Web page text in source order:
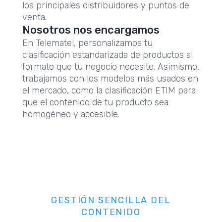
los principales distribuidores y puntos de
venta.
Nosotros nos encargamos
En Telematel, personalizamos tu
clasificación estandarizada de productos al
formato que tu negocio necesite. Asimismo,
trabajamos con los modelos más usados en
el mercado, como la clasificación ETIM para
que el contenido de tu producto sea
homogéneo y accesible.
GESTIÓN SENCILLA DEL
CONTENIDO